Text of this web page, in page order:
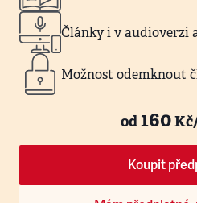
Články i v audioverzi
Možnost odemknout
od160
Koupit